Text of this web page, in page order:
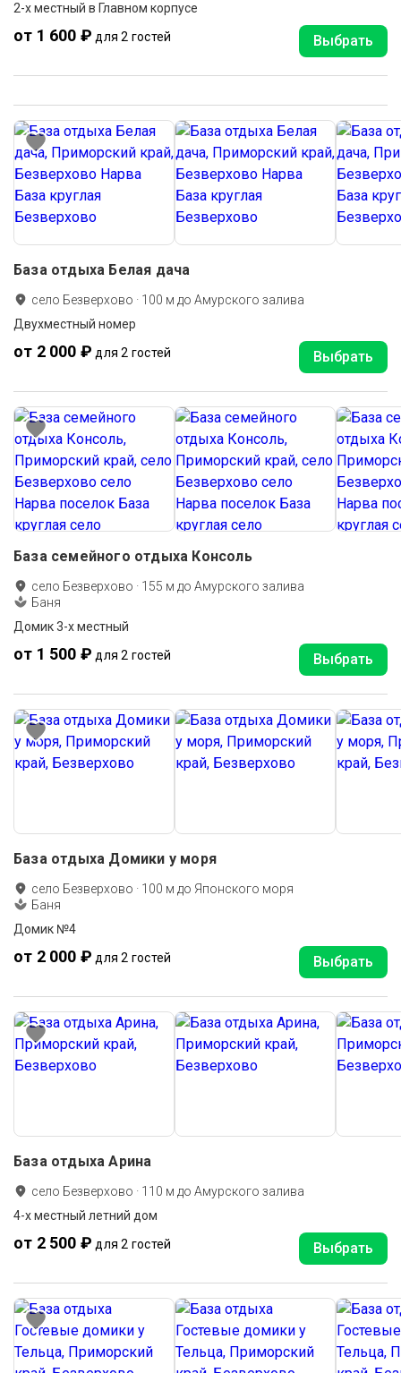
2-х местный в Главном корпусе
от 1 600 ₽ для 2 гостей Выбрать
База отдыха Белая дача
село Безверхово · 100 м до Амурского залива
Двухместный номер
от 2 000 ₽ для 2 гостей Выбрать
База семейного отдыха Консоль
село Безверхово · 155 м до Амурского залива
Баня
Домик 3-х местный
от 1 500 ₽ для 2 гостей Выбрать
База отдыха Домики у моря
село Безверхово · 100 м до Японского моря
Баня
Домик №4
от 2 000 ₽ для 2 гостей Выбрать
База отдыха Арина
село Безверхово · 110 м до Амурского залива
4-х местный летний дом
от 2 500 ₽ для 2 гостей Выбрать